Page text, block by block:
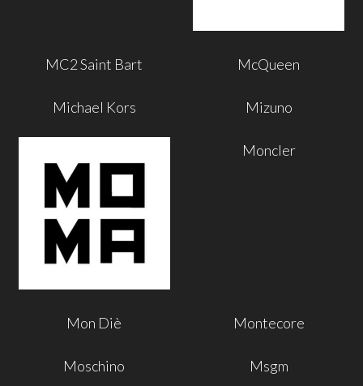
MC2 Saint Bart McQueen
Michael Kors Mizuno
Moncler
Mon Diè Montecore
Moschino Msgm